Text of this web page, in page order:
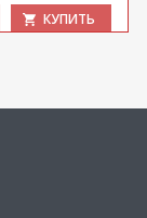
КУПИТЬ